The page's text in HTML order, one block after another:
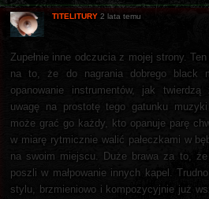
TITELITURY 2 lata temu
Zupełnie inne odczucia z mojej strony.
na to, że do nagrania dobrego black
opanowanie instrumentów, jak twierdzą
uwagę na prostotę tego gatunku
może grać go każdy, kto opanuje parę
w miarę rytmicznie walić pałeczkami w
na swoim miejscu. Duże brawa za to,
poszli w małpowanie innych kapel.
stylu, brzmieniowo i kompozycyjnie już